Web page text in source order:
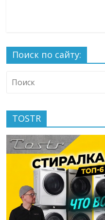
Поиск по сайту:
TOSTR